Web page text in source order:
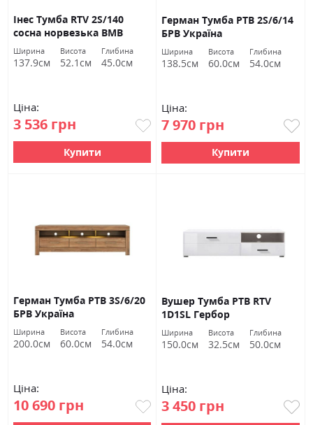
Інес Тумба RTV 2S/140
сосна норвезька ВМВ
Холдинг
Ширина
137.9см
Висота
52.1см
Глибина
45.0см
Ціна:
3 536 грн
Купити
Герман Тумба РТВ 2S/6/14
БРВ Україна
Ширина
138.5см
Висота
60.0см
Глибина
54.0см
Ціна:
7 970 грн
Купити
Герман Тумба РТВ 3S/6/20
БРВ Україна
Ширина
200.0см
Висота
60.0см
Глибина
54.0см
Ціна:
10 690 грн
Вушер Тумба РТВ RTV
1D1SL Гербор
Ширина
150.0см
Висота
32.5см
Глибина
50.0см
Ціна:
3 450 грн